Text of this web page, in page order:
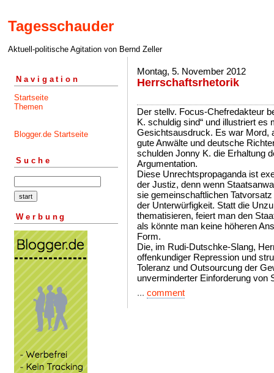
Tagesschauder
Aktuell-politische Agitation von Bernd Zeller
Navigation
Startseite
Themen
Blogger.de Startseite
Suche
Werbung
Montag, 5. November 2012
Herrschaftsrhetorik
Der stellv. Focus-Chefredakteur
K. schuldig sind“ und illustriert es
Gesichtsausdruck. Es war Mord,
gute Anwälte und deutsche
schulden Jonny K. die Erhaltung
Argumentation.
Diese Unrechtspropaganda ist
der Justiz, denn wenn
sie gemeinschaftlichen
der Unterwürfigkeit. Statt die
thematisieren, feiert man den
als könnte man keine höheren
Form.
Die, im Rudi-Dutschke-Slang,
offenkundiger Repression und
Toleranz und Outsourcung der
unverminderter Einforderung von
... comment